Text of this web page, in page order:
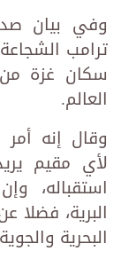
وفي بيان
ترامب
سكان غزة من
العالم.
وقال إنه
لأي مقيم
استقباله،
البرية، فضلا
البحرية